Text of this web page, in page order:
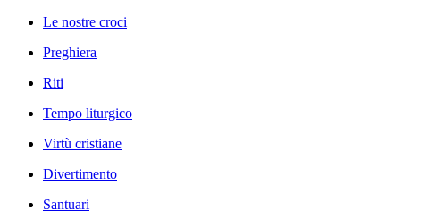
Le nostre croci
Preghiera
Riti
Tempo liturgico
Virtù cristiane
Divertimento
Santuari